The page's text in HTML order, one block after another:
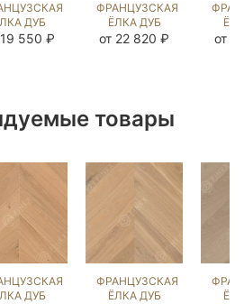
ДУБ
ЭШЛИ550 ₽
ФРАНЦУЗСКАЯ
ЁЛКА ДУБ
ФИАТО
от 22 820 ₽ от
товары
ДУБ
ФРАНЦУЗСКАЯ
ЁЛКА ДУБ